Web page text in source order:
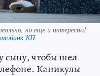
но еще и интересно!
КП
сыну, чтобы шел
Каникулы